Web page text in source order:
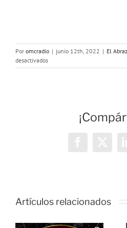
Por omcradio | junio 12th, 2022 | El
desactivadosen
El
Artículos relacionados